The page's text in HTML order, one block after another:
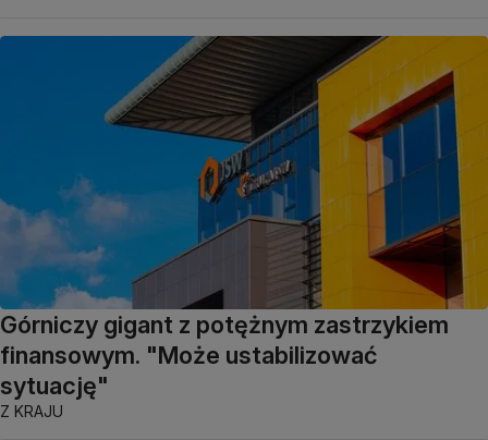
Górniczy gigant z potężnym zastrzykiem
finansowym. "Może ustabilizować
sytuację"
Z KRAJU